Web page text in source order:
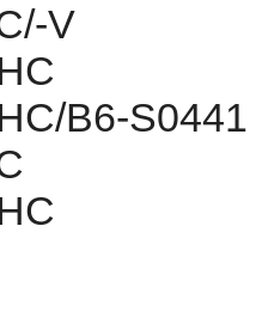
V
B6-S0441